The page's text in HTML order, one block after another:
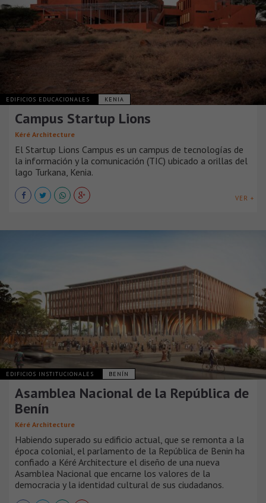
EDIFICIOS EDUCACIONALES KENIA
Campus Startup Lions
Kéré Architecture
El Startup Lions Campus es un campus de tecnologías de
la información y la comunicación (TIC) ubicado a orillas del
lago Turkana, Kenia.
VER +
EDIFICIOS INSTITUCIONALES BENÍN
Asamblea Nacional de la República de
Benín
Kéré Architecture
Habiendo superado su edificio actual, que se remonta a la
época colonial, el parlamento de la República de Benin ha
confiado a Kéré Architecture el diseño de una nueva
Asamblea Nacional que encarne los valores de la
democracia y la identidad cultural de sus ciudadanos.